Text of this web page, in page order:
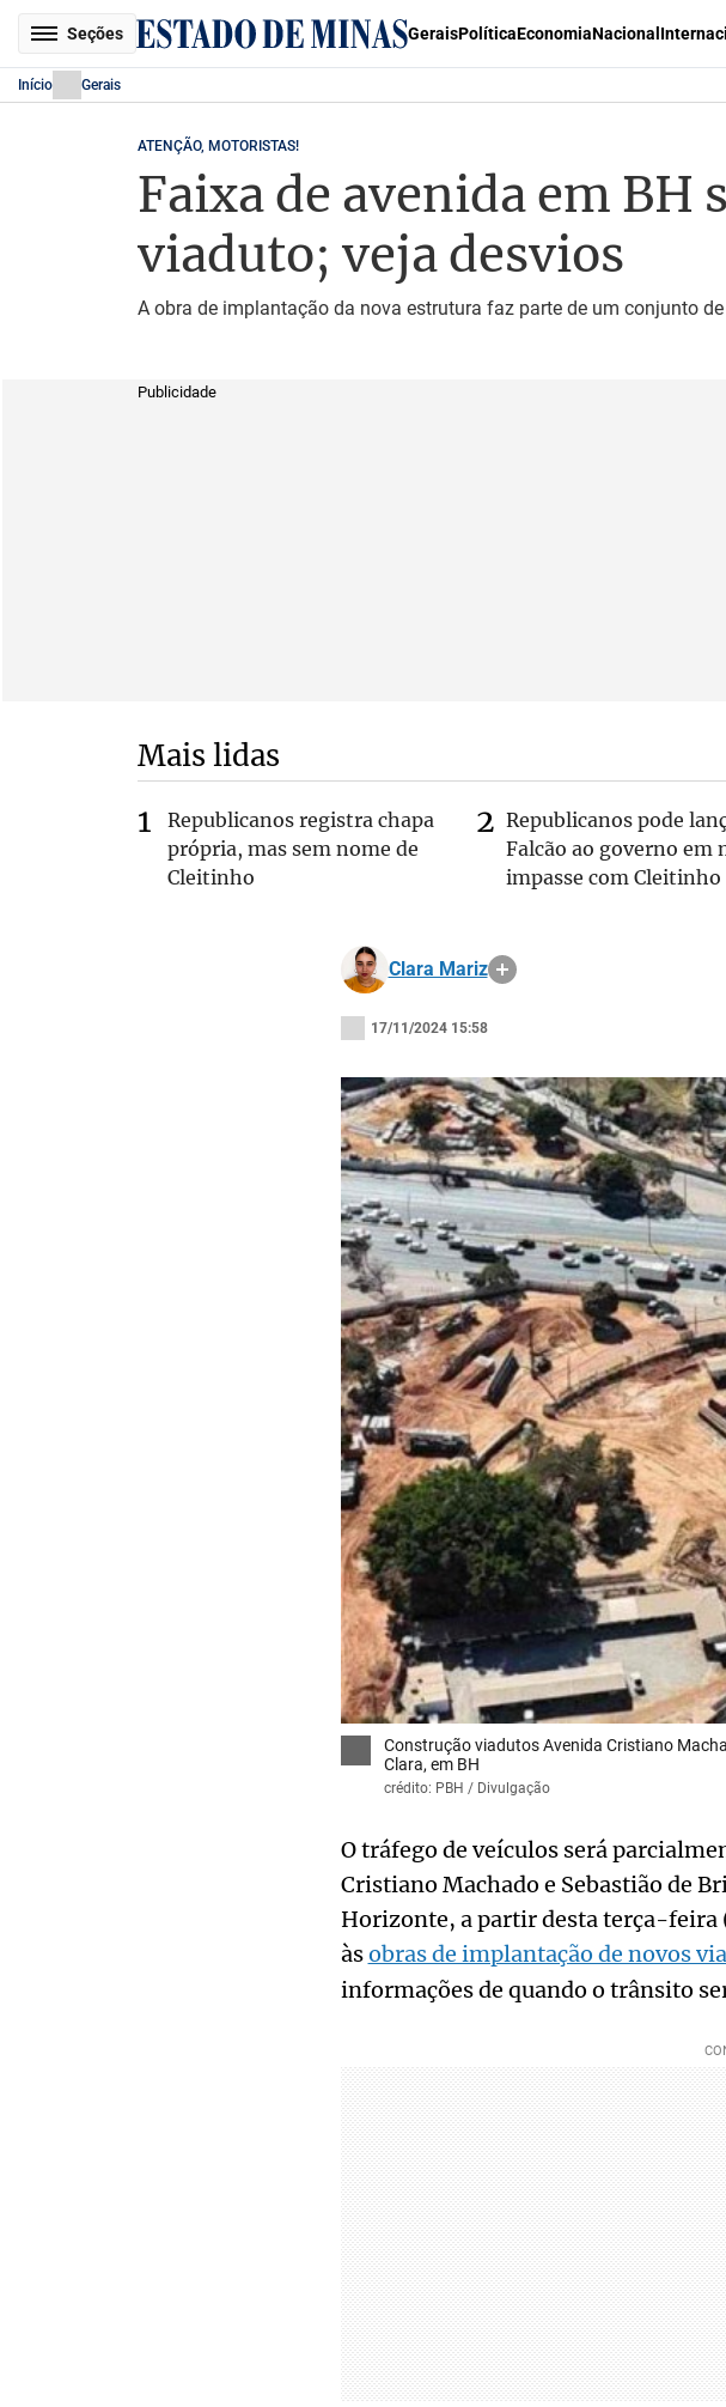
Seções GeraisPolíticaEconomiaNacional
Início Gerais
ATENÇÃO, MOTORISTAS!
Faixa de avenida em BH
viaduto; veja desvios
A obra de implantação da nova estrutura faz parte de um conjunto
Publicidade
Mais lidas
Republicanos registra chapa
própria, mas sem nome de
Cleitinho
Republicanos pode
Falcão ao governo em
impasse com Cleitinho
Clara Mariz
17/11/2024 15:58
Construção viadutos Avenida Cristiano
Clara, em BH
crédito: PBH / Divulgação
O tráfego de veículos será
Cristiano Machado e Sebastião de
Horizonte, a partir desta terça-feira
àsobras de implantação de novos
informações de quando o trânsito